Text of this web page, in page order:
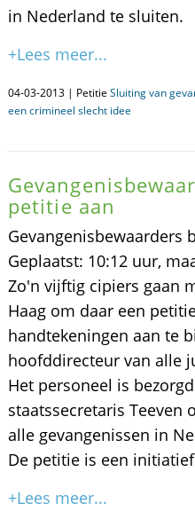
in Nederland te sluiten.
+Lees meer...
04-03-2013 | Petitie Sluiting van
een crimineel slecht idee
petitie aan
Gevangenisbewaarders
Geplaatst: 10:12 uur,
Zo'n vijftig cipiers gaan
Haag om daar een
handtekeningen aan te
hoofddirecteur van alle
Het personeel is
staatssecretaris Teeven
alle gevangenissen in
De petitie is een
+Lees meer...